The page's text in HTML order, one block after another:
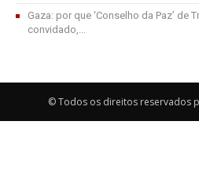
Gaza: por que ‘Conselho da Paz’ de
convidado,...
© Todos os direitos reservados